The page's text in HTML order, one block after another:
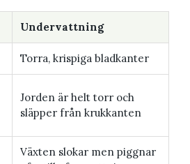
Undervattning
Torra, krispiga bladkanter
Jorden är helt torr och
släpper från krukkanten
Växten slokar men piggnar